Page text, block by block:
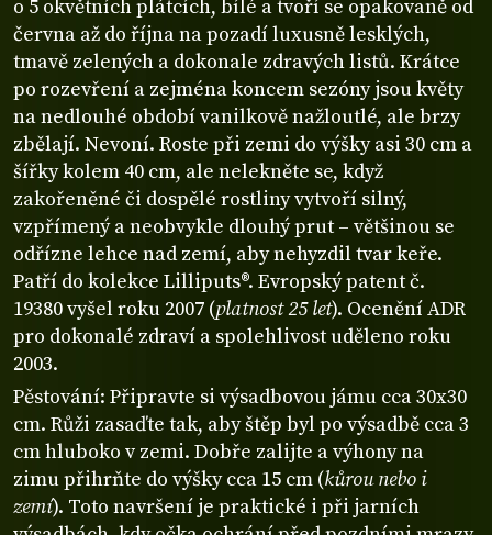
o 5 okvětních plátcích, bílé a tvoří se opakovaně od
června až do října na pozadí luxusně lesklých,
tmavě zelených a dokonale zdravých listů. Krátce
po rozevření a zejména koncem sezóny jsou květy
na nedlouhé období vanilkově nažloutlé, ale brzy
zbělají. Nevoní. Roste při zemi do výšky asi 30 cm a
šířky kolem 40 cm, ale nelekněte se, když
zakořeněné či dospělé rostliny vytvoří silný,
vzpřímený a neobvykle dlouhý prut – většinou se
odřízne lehce nad zemí, aby nehyzdil tvar keře.
Patří do kolekce Lilliputs®. Evropský patent č.
19380 vyšel roku 2007 (platnost 25 let). Ocenění ADR
pro dokonalé zdraví a spolehlivost uděleno roku
2003.
Pěstování: Připravte si výsadbovou jámu cca 30x30
cm. Růži zasaďte tak, aby štěp byl po výsadbě cca 3
cm hluboko v zemi. Dobře zalijte a výhony na
zimu přihrňte do výšky cca 15 cm (kůrou nebo i
zemí). Toto navršení je praktické i při jarních